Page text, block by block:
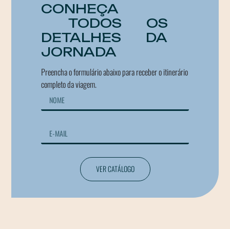
CONHEÇA
TODOS OS
DETALHES DA
JORNADA
Preencha o formulário abaixo para receber o itinerário
completo da viagem.
VER CATÁLOGO